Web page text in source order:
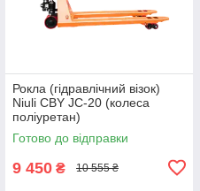
Рокла (гідравлічний візок)
Niuli CBY JС-20 (колеса
поліуретан)
Готово до відправки
9 450 ₴ 10 555 ₴